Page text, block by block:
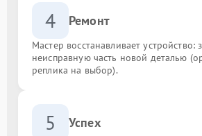
4 Ремонт
Мастер восстанавливает устройство:
неисправную часть новой деталью
реплика на выбор).
5 Успех